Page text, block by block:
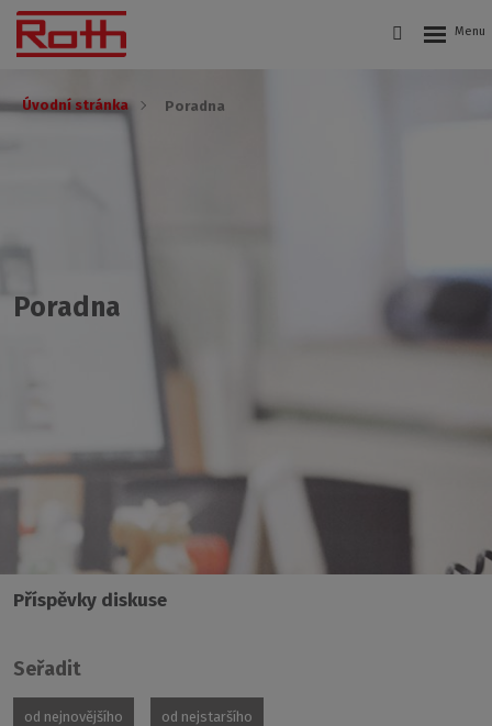
Úvodní stránka Poradna
Poradna
Příspěvky diskuse
Seřadit
od nejnovějšího od nejstaršího